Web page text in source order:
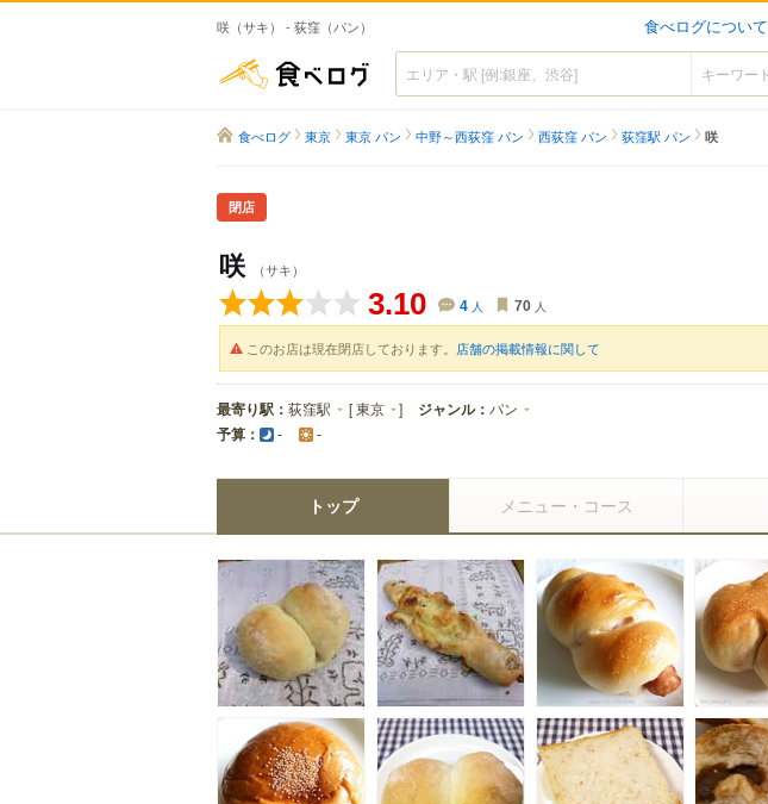
咲（サキ） - 荻窪（パン） 食べログについて
食べログ
食べログ 東京 東京 パン 中野～西荻窪 パン 西荻窪 パン 荻窪駅 パン 咲
閉店
咲 （サキ）
3.10 4 人 70 人
このお店は現在閉店しております。 店舗の掲載情報に関して
最寄り駅： 荻窪駅 [東京 ] ジャンル： パン
予算： - -
トップ メニュー・コース